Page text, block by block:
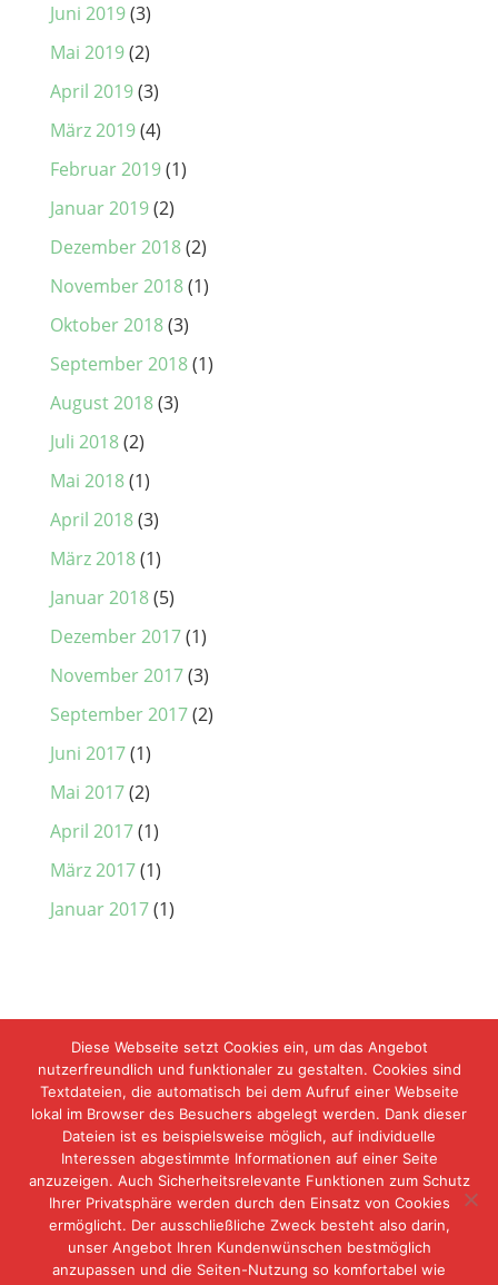
Juni 2019(3)
Mai 2019(2)
April 2019(3)
März 2019(4)
Februar 2019(1)
Januar 2019(2)
Dezember 2018(2)
November 2018(1)
Oktober 2018(3)
September 2018(1)
August 2018(3)
Juli 2018(2)
Mai 2018(1)
April 2018(3)
März 2018(1)
Januar 2018(5)
Dezember 2017(1)
November 2017(3)
September 2017(2)
Juni 2017(1)
Mai 2017(2)
April 2017(1)
März 2017(1)
Januar 2017(1)
Diese Webseite setzt Cookies ein, um das Angebot
nutzerfreundlich und funktionaler zu gestalten. Cookies sind
Textdateien, die automatisch bei dem Aufruf einer Webseite
lokal im Browser des Besuchers abgelegt werden. Dank dieser
Dateien ist es beispielsweise möglich, auf individuelle
Interessen abgestimmte Informationen auf einer Seite
anzuzeigen. Auch Sicherheitsrelevante Funktionen zum Schutz
Ihrer Privatsphäre werden durch den Einsatz von Cookies
ermöglicht. Der ausschließliche Zweck besteht also darin,
unser Angebot Ihren Kundenwünschen bestmöglich
anzupassen und die Seiten-Nutzung so komfortabel wie